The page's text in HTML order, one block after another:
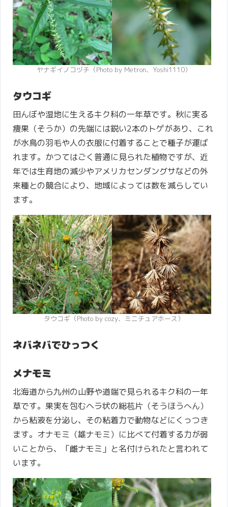
ヤナギイノコヅチ（Photo by Metron、Yoshi1110）
タウコギ
田んぼや湿地に生えるキク科の一年草です。秋に実る
痩果（そうか）の先端には鋭い2本のトゲがあり、これ
が水鳥の羽毛や人の衣服に付着することで種子が運ば
れます。かつてはごく普通に見られた植物ですが、近
年では生育地の減少やアメリカセンダングサなどの外
来種との競合により、地域によっては数を減らしてい
ます。
タウコギ（Photo by cozy、ミニチュアホース）
ネバネバでひっつく
メナモミ
北海道から九州の山野や道端で見られるキク科の一年
草です。果実を包むヘラ状の総苞片（そうほうへん）
から粘液を分泌し、その粘着力で動物などにくっつき
ます。オナモミ（雄ナモミ）に比べて付着する力が弱
いことから、「雌ナモミ」と名付けられたと言われて
います。